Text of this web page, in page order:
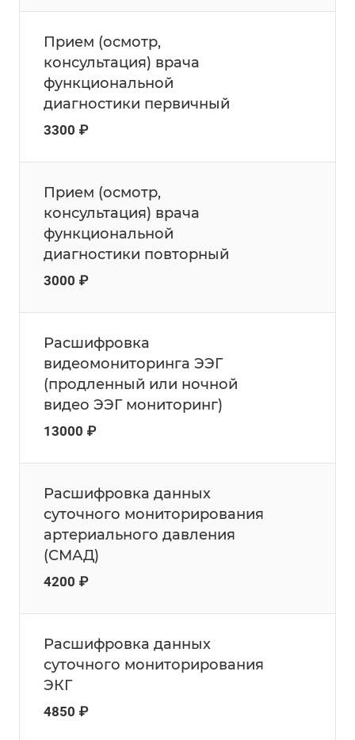
Прием (осмотр,
консультация) врача
функциональной
диагностики первичный
3300 ₽
Прием (осмотр,
консультация) врача
функциональной
диагностики повторный
3000 ₽
Расшифровка
видеомониторинга ЭЭГ
(продленный или ночной
видео ЭЭГ мониторинг)
13000 ₽
Расшифровка данных
суточного мониторирования
артериального давления
(СМАД)
4200 ₽
Расшифровка данных
суточного мониторирования
ЭКГ
4850 ₽